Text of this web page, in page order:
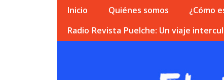
Inicio Quiénes somos ¿Cómo
Radio Revista Puelche: Un viaje